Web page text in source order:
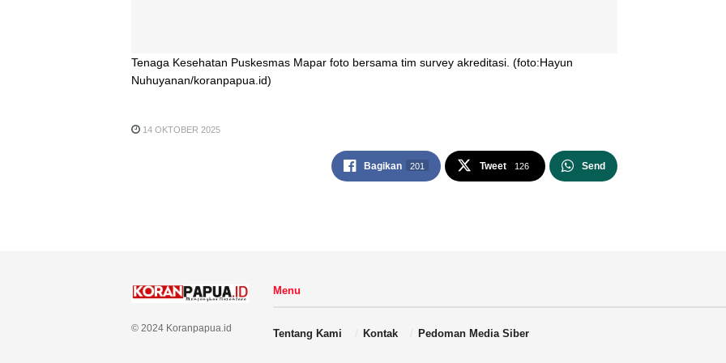
Tenaga Kesehatan Puskesmas Mapar foto bersama tim survey akreditasi. (foto:Hayun
Nuhuyanan/koranpapua.id)
14 OKTOBER 2025
Bagikan 201 Tweet 126 Send
© 2024 Koranpapua.id
Menu
Tentang Kami Kontak Pedoman Media Siber